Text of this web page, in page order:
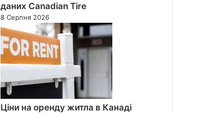
даних Canadian Tire
8 Серпня 2026
Ціни на оренду житла в Канаді